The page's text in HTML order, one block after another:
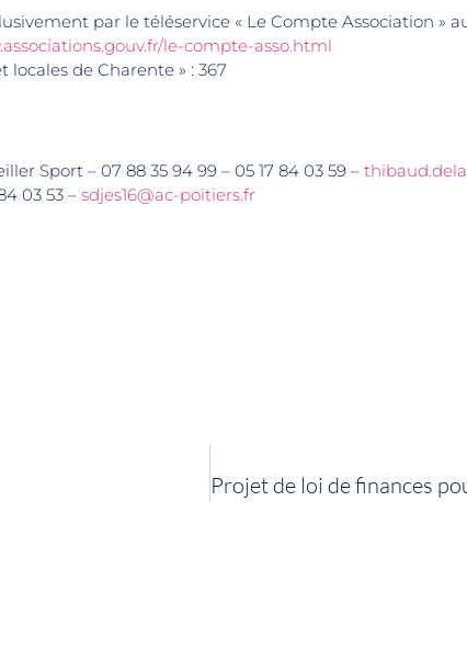
par le téléservice « Le Compte Association »
le-compte-asso.html
de Charente » : 367
Sport – 07 88 35 94 99 – 05 17 84 03 59 –
03 53 – sdjes16@ac-poitiers.fr